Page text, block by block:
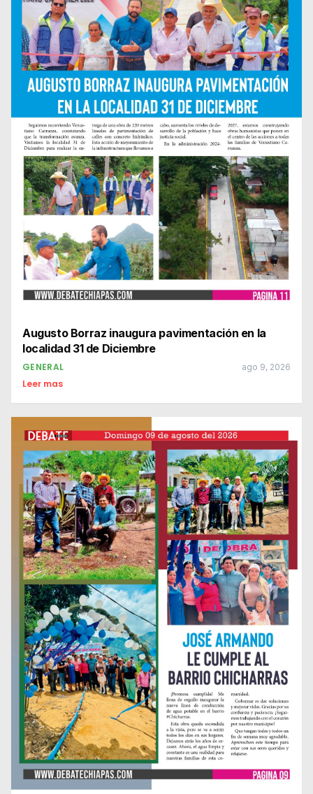
Augusto Borraz inaugura pavimentación en la
localidad 31 de Diciembre
GENERAL ago 9, 2026
Leer mas